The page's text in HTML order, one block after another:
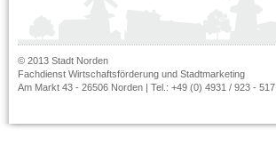
© 2013 Stadt Norden
Fachdienst Wirtschaftsförderung und Stadtmarketing
Am Markt 43 - 26506 Norden | Tel.: +49 (0) 4931 / 923 - 517